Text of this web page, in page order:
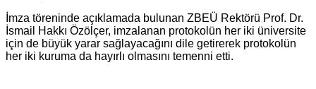
İmza töreninde açıklamada bulunan ZBEÜ Rektörü Prof. Dr.
İsmail Hakkı Özölçer, imzalanan protokolün her iki üniversite
için de büyük yarar sağlayacağını dile getirerek protokolün
her iki kuruma da hayırlı olmasını temenni etti.